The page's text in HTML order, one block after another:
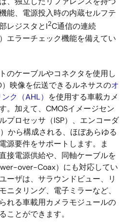
能、電源投入時の内蔵セルフテ
レジスタとI2C通信の連続
エラーチェック機能を備えてい
のケーブルやコネクタを使用し
映像を伝送できるルネサスのオ
ク（AHL） を使用する車載カメ
。加えて、CMOSイメージセン
プロセッサ（ISP）、エンコーダ
）から構成される、ほぼあらゆる
源要件をサポートします。ま
接電源供給や、同軸ケーブルを
over-Coax）にも対応してい
ーザは、サラウンドビュー、リ
ニタリング、電子ミラーなど、
れる車載用カメラモジュールの
ことができます。